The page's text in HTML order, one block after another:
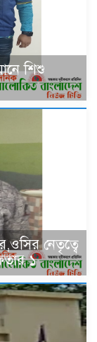
শিশু
নেতৃত্বে
১